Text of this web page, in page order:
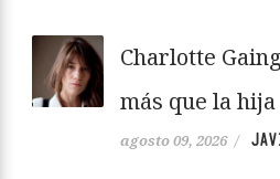
Charlotte
más que la hija
agosto 09, 2026 /